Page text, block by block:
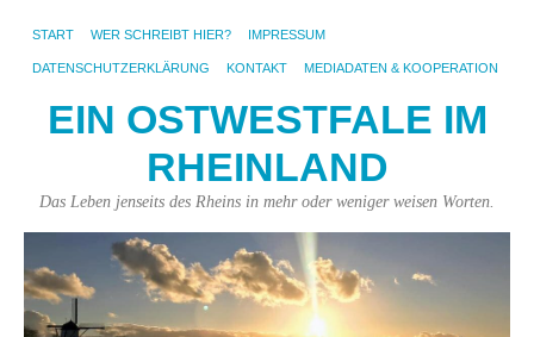
START WER SCHREIBT HIER? IMPRESSUM
DATENSCHUTZERKLÄRUNG KONTAKT MEDIADATEN & KOOPERATION
EIN OSTWESTFALE IM
RHEINLAND
Das Leben jenseits des Rheins in mehr oder weniger weisen Worten.